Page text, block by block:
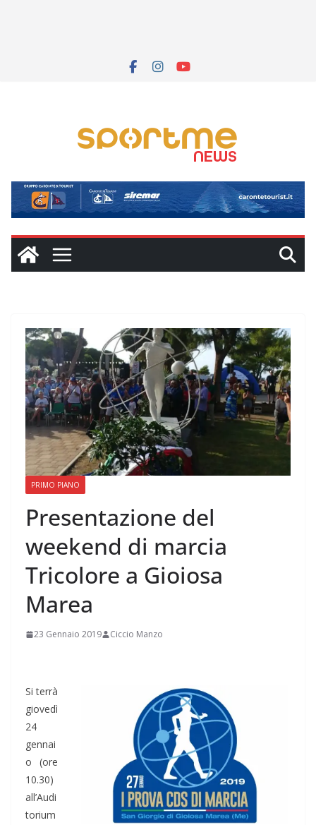
PRIMO PIANO
Presentazione del
weekend di marcia
Tricolore a Gioiosa
Marea
23 Gennaio 2019 Ciccio Manzo
Si terrà
giovedì
24
gennai
o (ore
10.30)
all’Audi
torium